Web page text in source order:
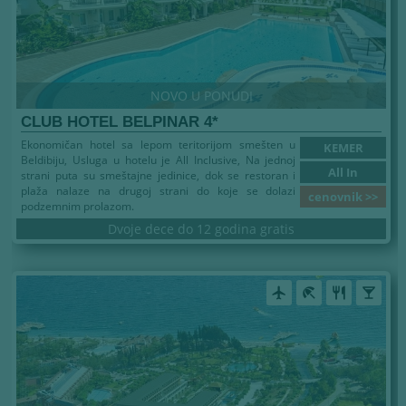
NOVO U PONUDI
CLUB HOTEL BELPINAR 4*
KEMER
All In
cenovnik >>
Ekonomičan hotel sa lepom teritorijom smešten u
Beldibiju, Usluga u hotelu je All Inclusive, Na jednoj
strani puta su smeštajne jedinice, dok se restoran i
plaža nalaze na drugoj strani do koje se dolazi
podzemnim prolazom.
Dvoje dece do 12 godina gratis
airplanemode_active beach_access restaurant local_bar